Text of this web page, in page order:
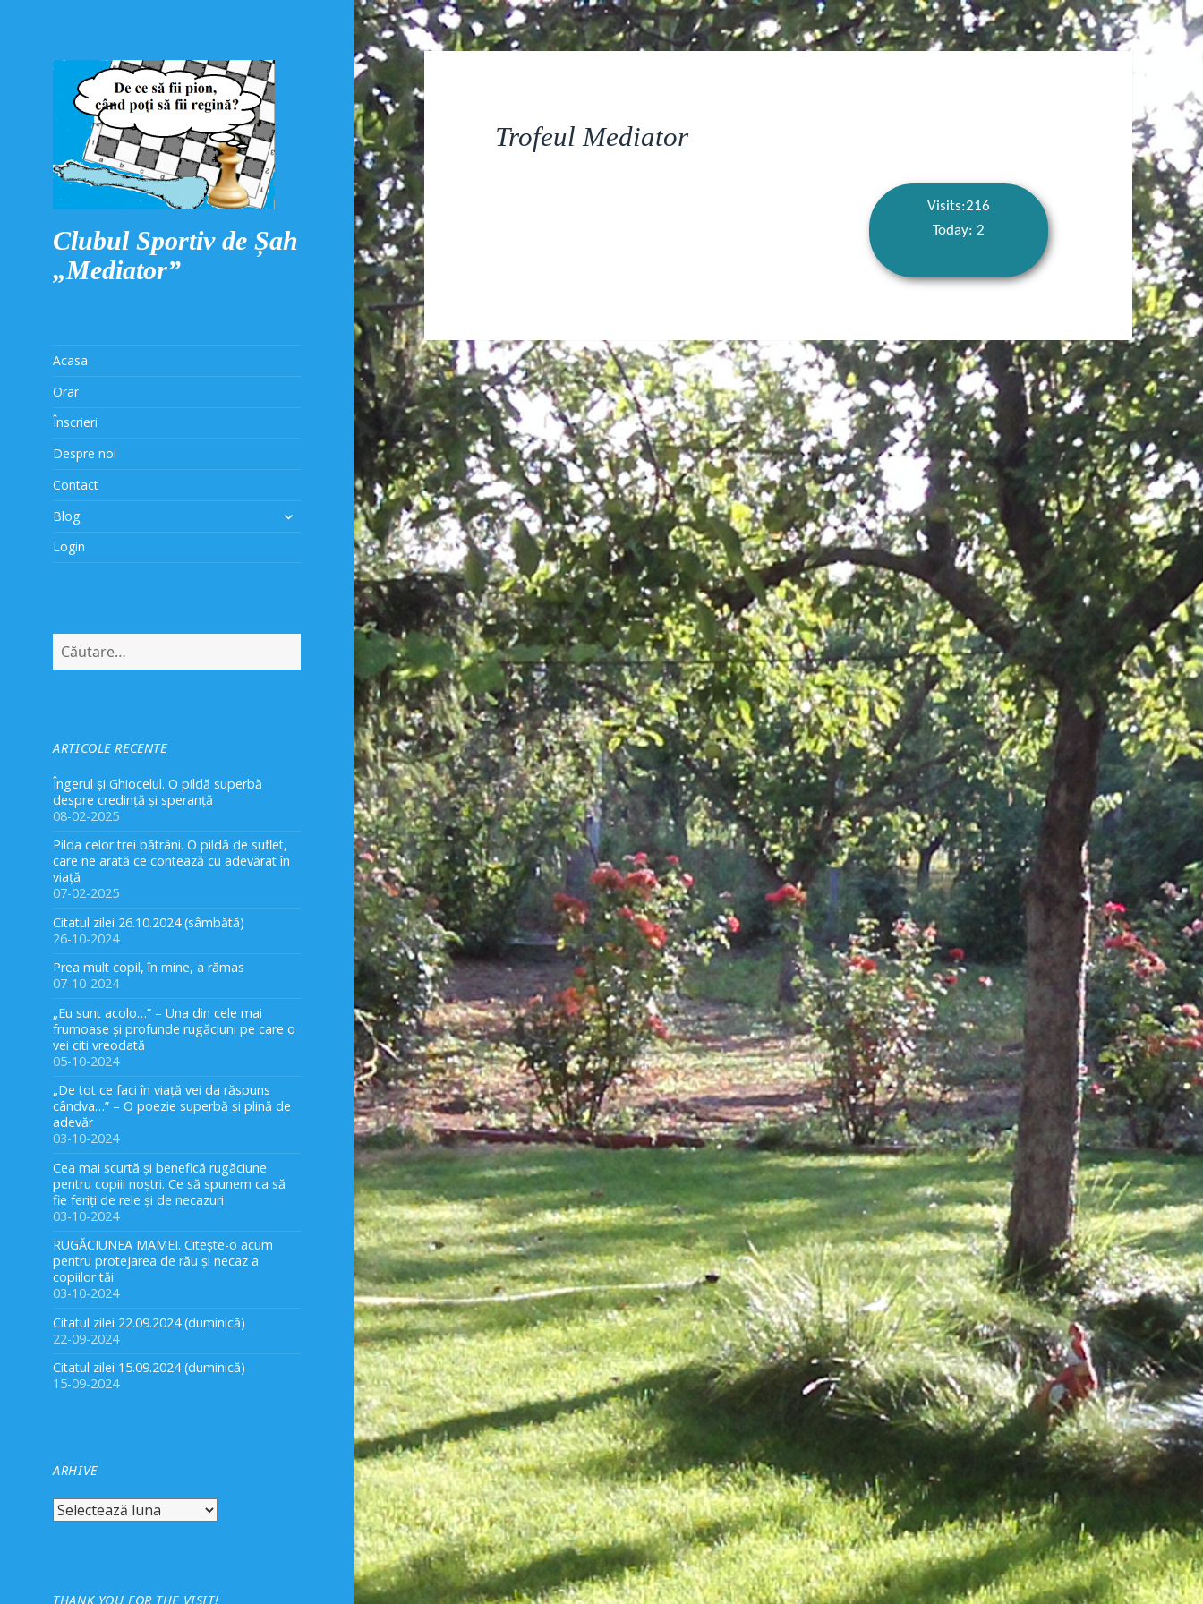
Clubul Sportiv de Șah
„Mediator”
Acasa
Orar
Înscrieri
Despre noi
Contact
Blog
extinde
Login
după:
ARTICOLE RECENTE
Îngerul și Ghiocelul. O pildă superbă
despre credință și speranță
08-02-2025
Pilda celor trei bătrâni. O pildă de suflet,
care ne arată ce contează cu adevărat în
viață
07-02-2025
Citatul zilei 26.10.2024 (sâmbătă)
26-10-2024
Prea mult copil, în mine, a rămas
07-10-2024
„Eu sunt acolo…” – Una din cele mai
frumoase și profunde rugăciuni pe care o
vei citi vreodată
05-10-2024
„De tot ce faci în viață vei da răspuns
cândva…” – O poezie superbă și plină de
adevăr
03-10-2024
Cea mai scurtă și benefică rugăciune
pentru copiii noștri. Ce să spunem ca să
fie feriți de rele și de necazuri
03-10-2024
RUGĂCIUNEA MAMEI. Citește-o acum
pentru protejarea de rău și necaz a
copiilor tăi
03-10-2024
Citatul zilei 22.09.2024 (duminică)
22-09-2024
Citatul zilei 15.09.2024 (duminică)
15-09-2024
ARHIVE
Arhive
THANK YOU FOR THE VISIT!
Trofeul Mediator
Visits:216
Today: 2